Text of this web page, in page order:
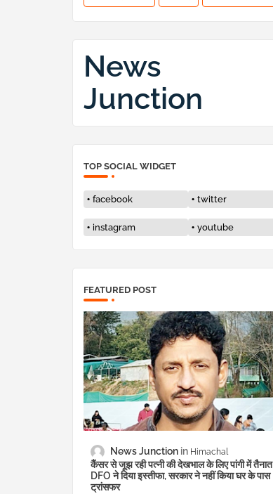
News
Junction
TOP SOCIAL WIDGET
facebook twitter
instagram youtube
FEATURED POST
News Junction Himachal
कैंसर से जूझ रही पत्नी की देखभाल के लिए पांगी में तैनात
DFO ने दिया इस्तीफा, सरकार ने नहीं किया घर के पास
ट्रांसफर